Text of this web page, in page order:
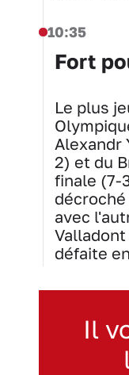
10:35
Fort
Le plus
Alexandr
2) et du
finale (7-
avec
défaite
Il